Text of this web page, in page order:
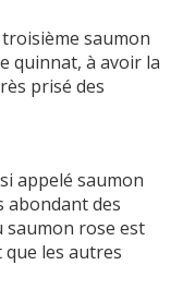
saumon
quinnat, à avoir la
prisé des
appelé saumon
abondant des
saumon rose est
les autres